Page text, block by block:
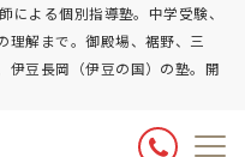
による個別指導塾。中学受験、
理解まで。御殿場、裾野、三
伊豆長岡（伊豆の国）の塾。開